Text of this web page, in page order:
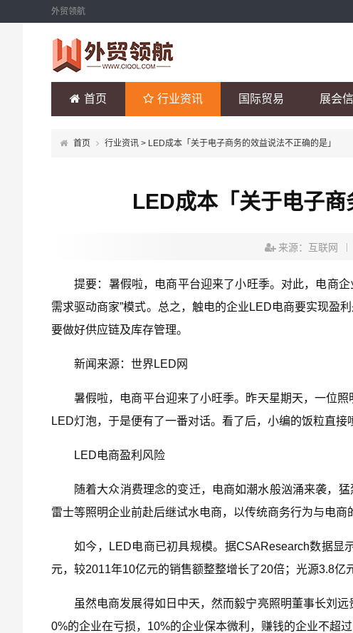
外贸领航
首页 行业资讯 国际贸易 展会
首页 行业资讯 > LED成本「关于电子商务的效益说法不正确的是」
LED成本「关于电子商
来源：互联网
提要：暑假啦，电商平台迎来了小旺季。对此，电商
需求驱动商家”模式。总之，触电的企业LED电商要实现盈
要做好供应链及库存管理。
新闻来源：世界LED网
暑假啦，电商平台迎来了小旺季。昨天星期天，一位
LED灯泡，于是便有了一番对话。看了后，小编的饭粒直
LED电商盈利风险
随着大众消费理念的变迁，电商如潮水般汹涌来袭，
雷士等照明企业前赴后继试水电商，以传统商务行为与电
如今，LED电商已初具规模。据CSAResearch数据显
元，较2011年10亿元的销售额整整增长了20倍；光源3.8亿
虽然电商发展得如日中天，然而毅宁亮照明董事长刘
0%的企业在亏损，10%的企业保本微利，赚钱的企业不超